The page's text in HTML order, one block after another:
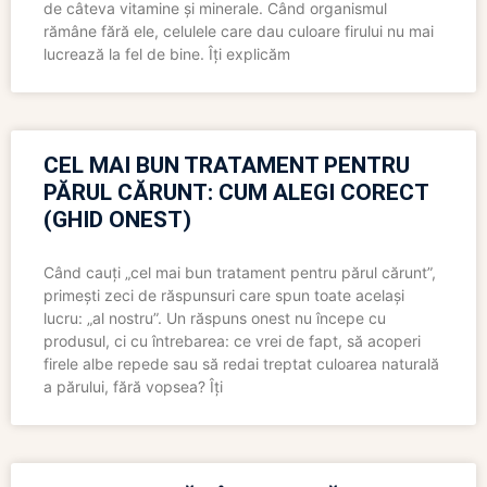
de câteva vitamine și minerale. Când organismul
rămâne fără ele, celulele care dau culoare firului nu mai
lucrează la fel de bine. Îți explicăm
CEL MAI BUN TRATAMENT PENTRU
PĂRUL CĂRUNT: CUM ALEGI CORECT
(GHID ONEST)
Când cauți „cel mai bun tratament pentru părul cărunt”,
primești zeci de răspunsuri care spun toate același
lucru: „al nostru”. Un răspuns onest nu începe cu
produsul, ci cu întrebarea: ce vrei de fapt, să acoperi
firele albe repede sau să redai treptat culoarea naturală
a părului, fără vopsea? Îți